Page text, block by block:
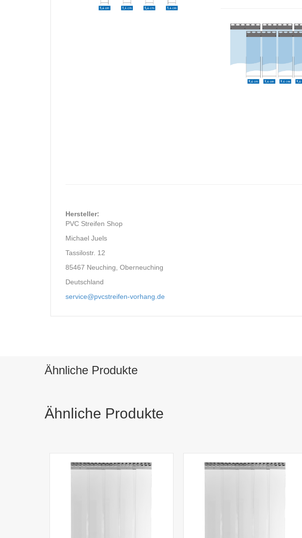
Hersteller:
PVC Streifen Shop
Michael Juels
Tassilostr. 12
85467 Neuching, Oberneuching
Deutschland
service@pvcstreifen-vorhang.de
Ähnliche Produkte
Ähnliche Produkte